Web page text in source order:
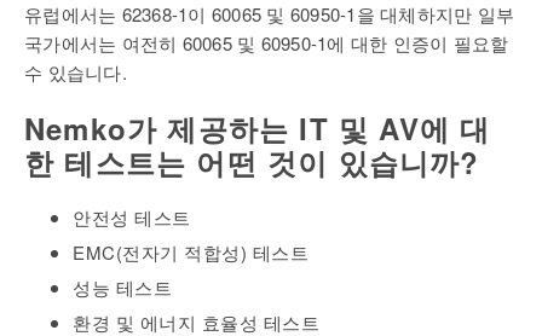
유럽에서는 62368-1이 60065 및 60950-1을 대체하지만 일부
국가에서는 여전히 60065 및 60950-1에 대한 인증이 필요할
수 있습니다.
Nemko가 제공하는 IT 및 AV에 대
한 테스트는 어떤 것이 있습니까?
안전성 테스트
EMC(전자기 적합성) 테스트
성능 테스트
환경 및 에너지 효율성 테스트